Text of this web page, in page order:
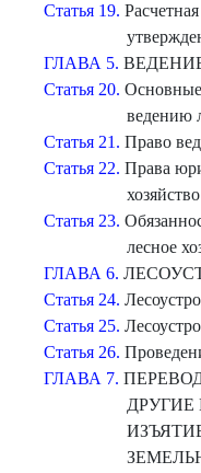
Статья 19.
ГЛАВА 5.
Статья 20. Основные
ведению
Статья 21. Право
Статья 22. Права
хозяйство
Статья 23.
лесное
ГЛАВА 6.
Статья 24.
Статья 25.
Статья 26.
ГЛАВА 7.
ДРУГИЕ